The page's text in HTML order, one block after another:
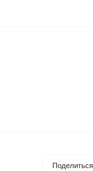
Поделиться